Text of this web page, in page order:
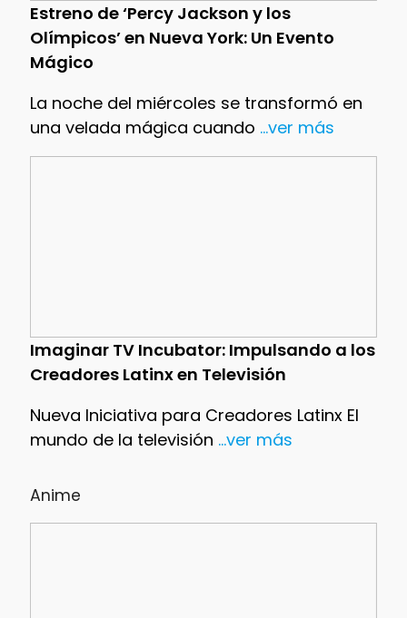
Estreno de ‘Percy Jackson y los
Olímpicos’ en Nueva York: Un Evento
Mágico
La noche del miércoles se transformó en
una velada mágica cuando ...ver más
Imaginar TV Incubator: Impulsando a los
Creadores Latinx en Televisión
Nueva Iniciativa para Creadores Latinx El
mundo de la televisión ...ver más
Anime